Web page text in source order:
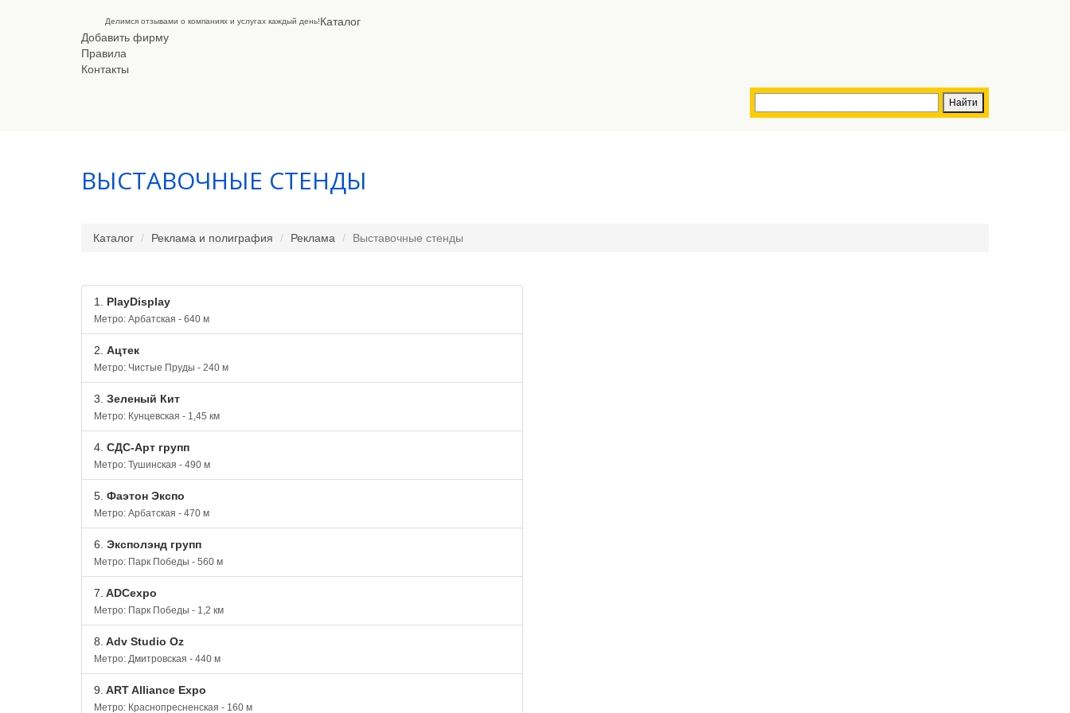
Делимся отзывами о компаниях и услугах каждый день!Каталог
Добавить фирму
Правила
Контакты
ВЫСТАВОЧНЫЕ СТЕНДЫ
Каталог Реклама и полиграфия Реклама Выставочные стенды
1. PlayDisplay
Метро: Арбатская - 640 м
2. Ацтек
Метро: Чистые Пруды - 240 м
3. Зеленый Кит
Метро: Кунцевская - 1,45 км
4. СДС-Арт групп
Метро: Тушинская - 490 м
5. Фаэтон Экспо
Метро: Арбатская - 470 м
6. Эксполэнд групп
Метро: Парк Победы - 560 м
7. ADCexpo
Метро: Парк Победы - 1,2 км
8. Adv Studio Oz
Метро: Дмитровская - 440 м
9. ART Alliance Expo
Метро: Краснопресненская - 160 м